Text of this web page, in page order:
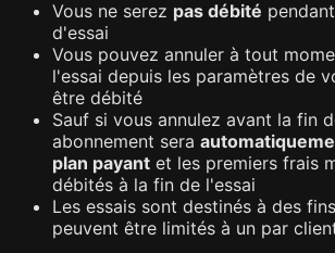
Vous ne serez pas débité
d'essai
Vous pouvez annuler à tout
l'essai depuis les paramètres de
être débité
Sauf si vous annulez avant la fin
abonnement sera
plan payant et les premiers frais
débités à la fin de l'essai
Les essais sont destinés à des
peuvent être limités à un par